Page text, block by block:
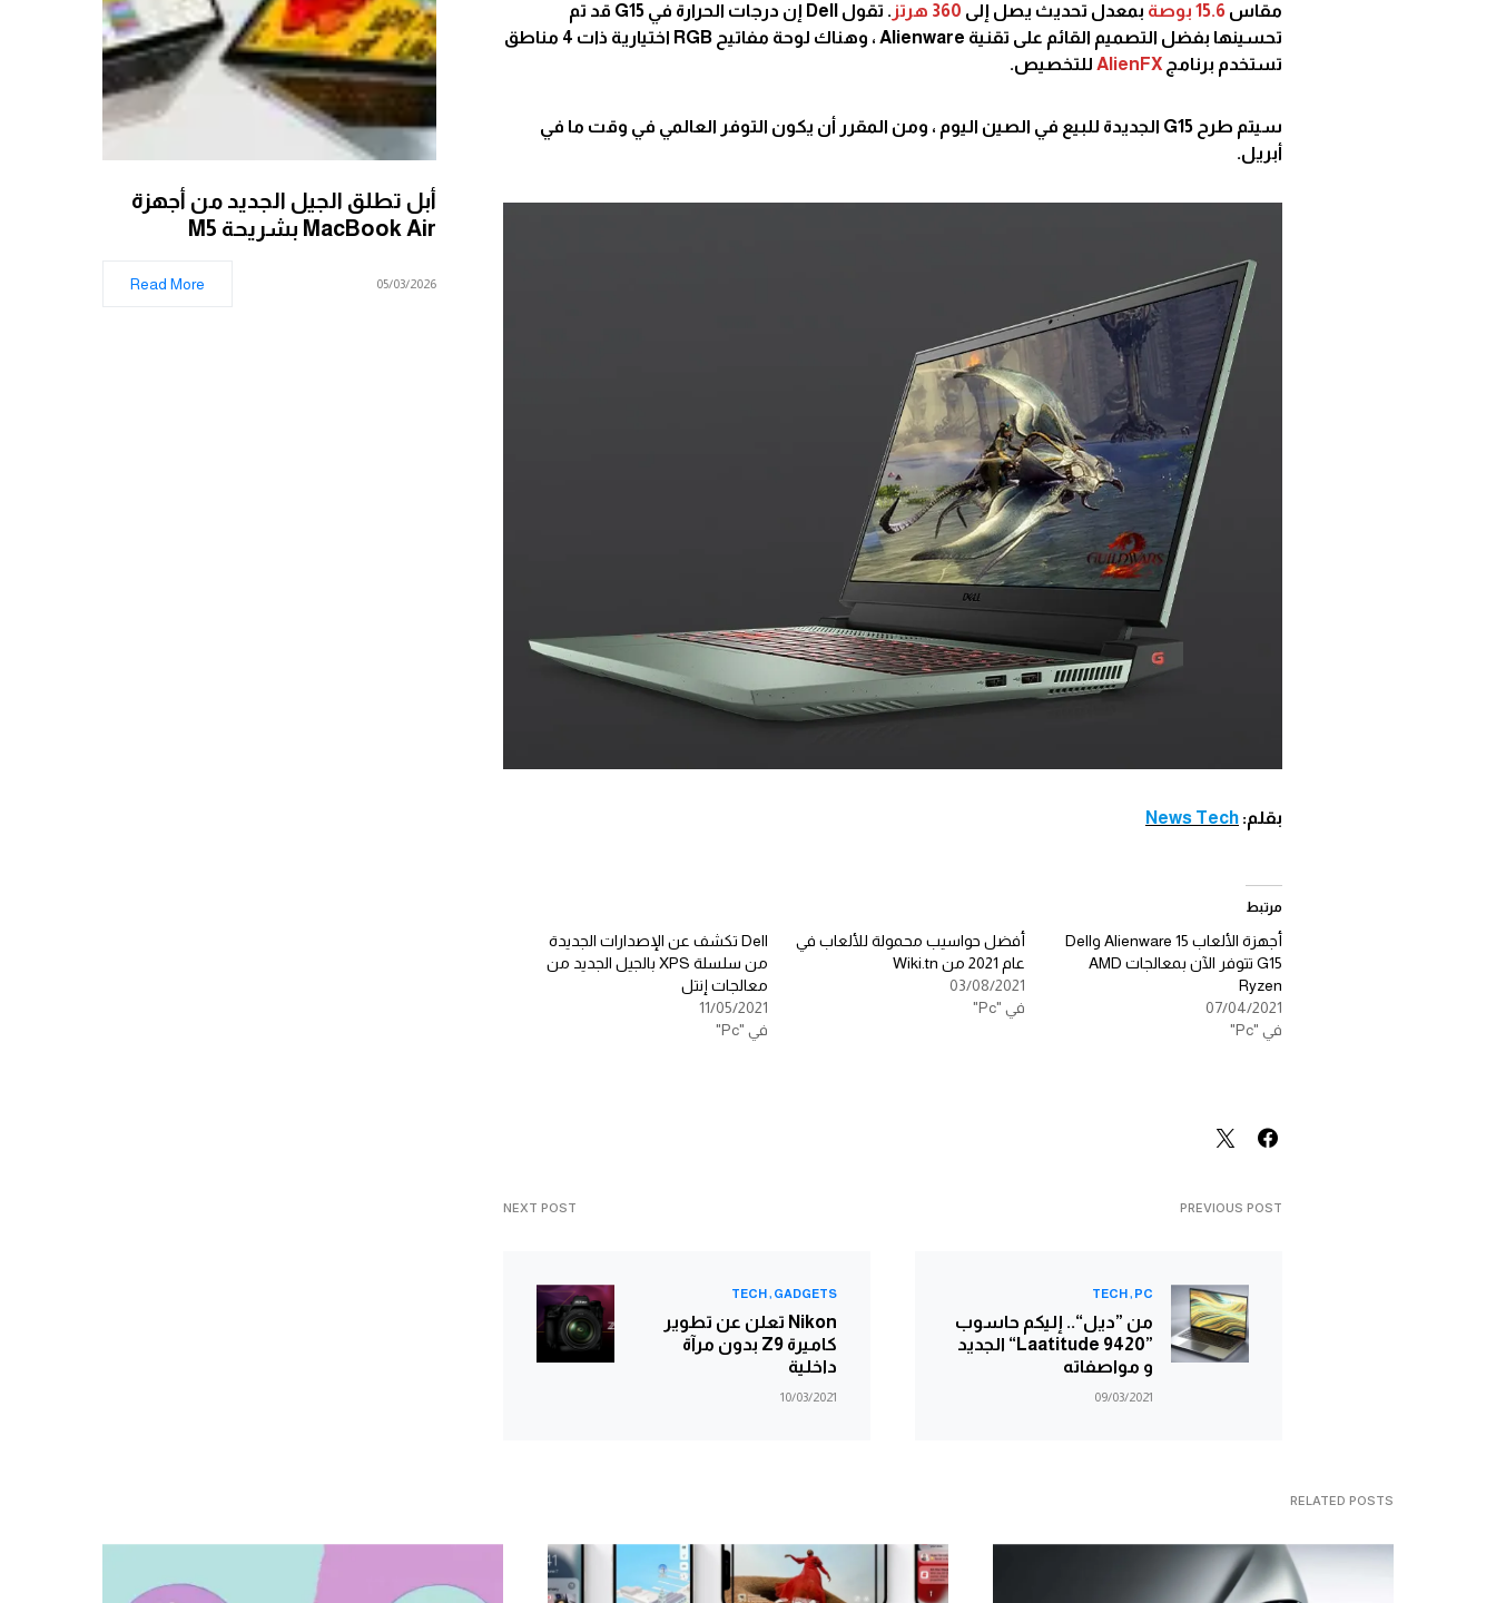
مقاس 15.6 بوصة بمعدل تحديث يصل إلى 360 هرتز
. تقول Dell إن درجات الحرارة في G15 قد تم
تحسينها بفضل التصميم القائم على تقنية Alienware ، وهناك لوحة مفاتيح RGB اختيارية ذات 4 مناطق
تستخدم برنامج AlienFX للتخصيص.
سيتم طرح G15 الجديدة للبيع في الصين اليوم ، ومن المقرر أن يكون التوفر العالمي في وقت ما في
أبريل.
بقلم: News Tech
مرتبط
أجهزة الألعاب Alienware 15 وDell
G15 تتوفر الآن بمعالجات AMD
Ryzen
07/04/2021
في "Pc"
أفضل حواسيب محمولة للألعاب في
عام 2021 من Wiki.tn
03/08/2021
في "Pc"
Dell تكشف عن الإصدارات الجديدة
من سلسلة XPS بالجيل الجديد من
معالجات إنتل
11/05/2021
في "Pc"
PREVIOUS POST
PC
TECH
من ”ديل“.. إليكم حاسوب
”Laatitude 9420“ الجديد
و مواصفاته
09/03/2021
NEXT POST
GADGETS
TECH
Nikon تعلن عن تطوير
كاميرة Z9 بدون مرآة
داخلية
10/03/2021
أبل تطلق الجيل الجديد من أجهزة
MacBook Air بشريحة M5
05/03/2026
Read More
RELATED POSTS